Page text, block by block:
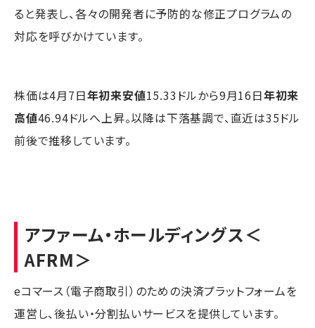
ると発表し、各々の開発者に予防的な修正プログラムの
対応を呼びかけています。
株価は4月7日年初来安値15.33ドルから9月16日年初来
高値46.94ドルへ上昇。以降は下落基調で、直近は35ドル
前後で推移しています。
アファーム・ホールディングス＜
AFRM＞
eコマース（電子商取引）のための決済プラットフォームを
運営し、後払い・分割払いサービスを提供しています。